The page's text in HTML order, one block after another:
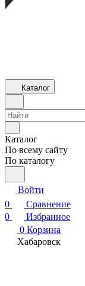
Каталог
Каталог
По всему сайту
По каталогу
Войти
0
Сравнение
0
Избранное
0 Корзина
Хабаровск